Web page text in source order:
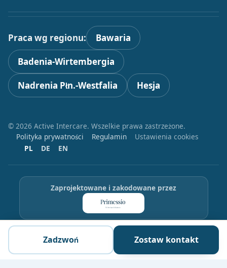
Praca wg regionu: Bawaria
Badenia-Wirtembergia
Nadrenia Płn.-Westfalia Hesja
© 2026 Active Intercare. Wszelkie prawa zastrzeżone.
Polityka prywatności
Regulamin
Ustawienia cookies
PL
DE EN
Zaprojektowane i zakodowane przez
Zadzwoń Zostaw kontakt